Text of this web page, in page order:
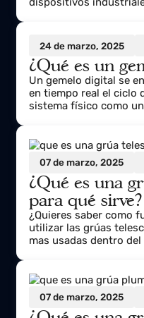
funciona?
estándar que define
dispositivos
24 de marzo, 2025
Un gemelo digital se
en tiempo real el
sistema físico como
07 de marzo, 2025
¿Qué es una
¿Quieres saber
utilizar las grúas
mas usadas dentro